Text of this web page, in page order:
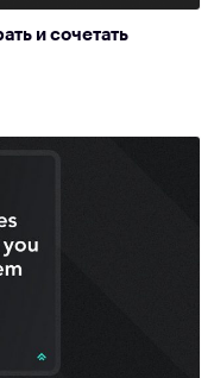
и сочетать